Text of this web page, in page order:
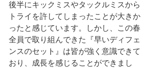
後半にキックミスやタックルミスから
トライを許してしまったことが大きか
ったと感じています。しかし、この春
全員で取り組んできた『早いディフェ
ンスのセット』は皆が強く意識できて
おり、成長を感じることができまし